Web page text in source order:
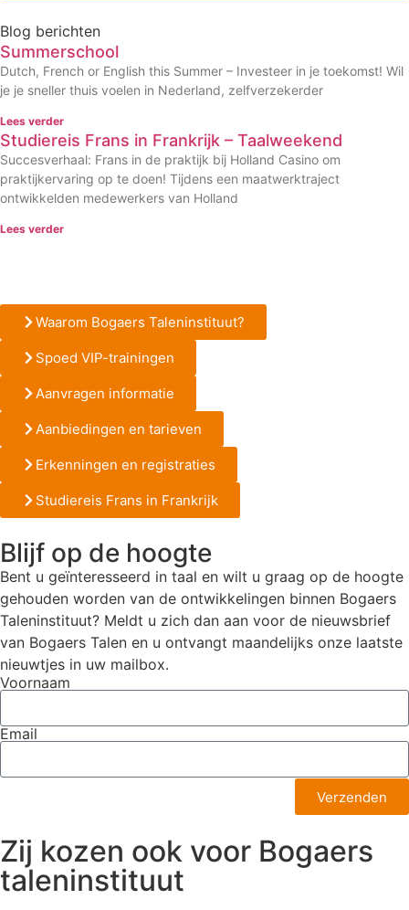
Blog berichten
Summerschool
Dutch, French or English this Summer – Investeer in je toekomst! Wil
je je sneller thuis voelen in Nederland, zelfverzekerder
Lees verder
Studiereis Frans in Frankrijk – Taalweekend
Succesverhaal: Frans in de praktijk bij Holland Casino om
praktijkervaring op te doen! Tijdens een maatwerktraject
ontwikkelden medewerkers van Holland
Lees verder
Waarom Bogaers Taleninstituut?
Spoed VIP-trainingen
Aanvragen informatie
Aanbiedingen en tarieven
Erkenningen en registraties
Studiereis Frans in Frankrijk
Blijf op de hoogte
Bent u geïnteresseerd in taal en wilt u graag op de hoogte
gehouden worden van de ontwikkelingen binnen Bogaers
Taleninstituut? Meldt u zich dan aan voor de nieuwsbrief
van Bogaers Talen en u ontvangt maandelijks onze laatste
nieuwtjes in uw mailbox.
Voornaam
Email
Verzenden
Zij kozen ook voor Bogaers
taleninstituut